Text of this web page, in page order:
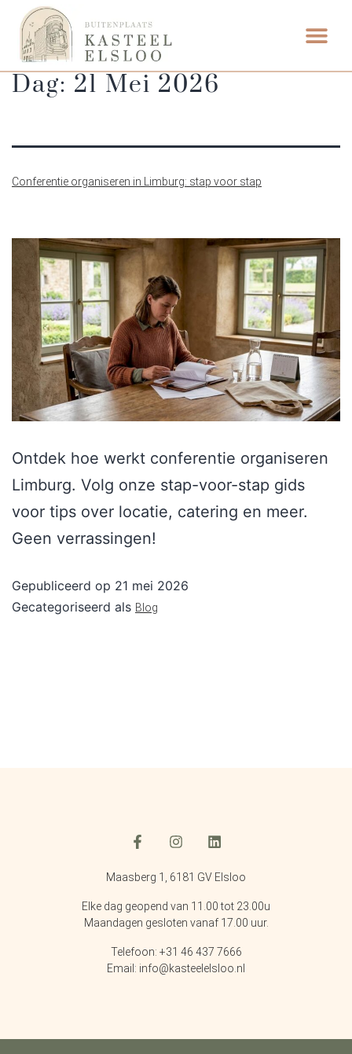
Dag: 21 Mei 2026
Conferentie organiseren in Limburg: stap voor stap
Ontdek hoe werkt conferentie organiseren
Limburg. Volg onze stap-voor-stap gids
voor tips over locatie, catering en meer.
Geen verrassingen!
Gepubliceerd op 21 mei 2026
Gecategoriseerd als Blog
Maasberg 1, 6181 GV Elsloo
Elke dag geopend van 11.00 tot 23.00u
Maandagen gesloten vanaf 17.00 uur.
Telefoon: +31 46 437 7666
Email: info@kasteelelsloo.nl